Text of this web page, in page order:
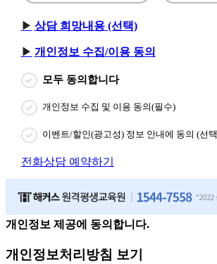
상담 희망내용 (선택)
개인정보 수집/이용 동의
모두 동의합니다
개인정보 수집 및 이용 동의(필수)
이벤트/할인(광고성) 정보 안내에 동의 (선
전화상담 예약하기
개인정보 제공에 동의합니다.
개인정보처리방침 보기